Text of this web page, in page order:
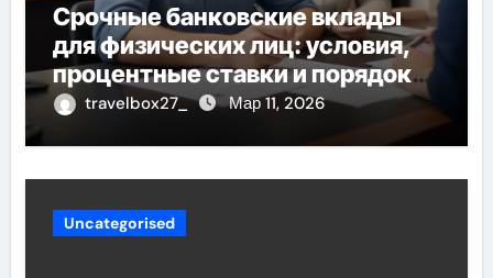
Срочные банковские вклады
для физических лиц: условия,
процентные ставки и порядок
открытия
travelbox27_ Мар 11, 2026
Uncategorised